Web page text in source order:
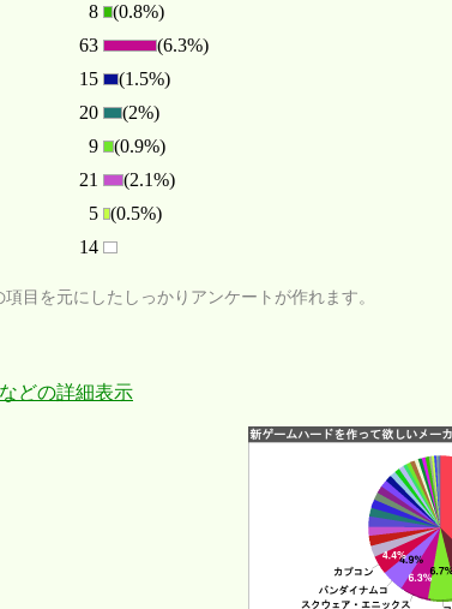
8
(0.8%)
63
(6.3%)
15
(1.5%)
20
(2%)
9
(0.9%)
21
(2.1%)
5 (0.5%)
14
目を元にしたしっかりアンケートが作れます。
どの詳細表示